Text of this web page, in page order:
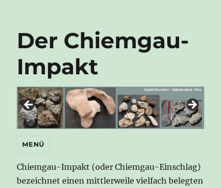
Der Chiemgau-
Impakt
MENÜ
Chiemgau-Impakt (oder Chiemgau-Einschlag)
bezeichnet einen mittlerweile vielfach belegten